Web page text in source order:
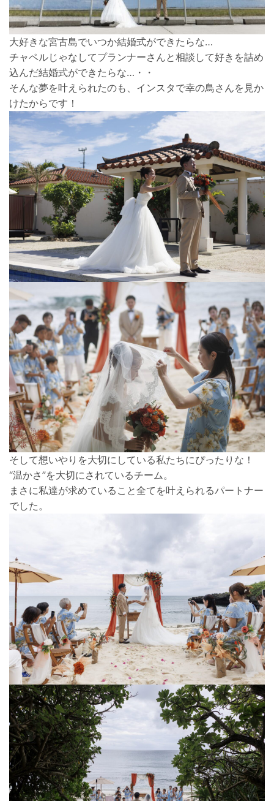
大好きな宮古島でいつか結婚式ができたらな…
チャペルじゃなしてプランナーさんと相談して好きを詰め
込んだ結婚式ができたらな…・・
そんな夢を叶えられたのも、インスタで幸の鳥さんを見か
けたからです！
そして想いやりを大切にしている私たちにぴったりな！
“温かさ”を大切にされているチーム。
まさに私達が求めていること全てを叶えられるパートナー
でした。